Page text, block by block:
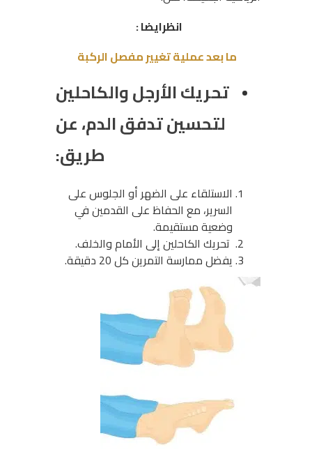
انظرايضا :
ما بعد عملية تغيير مفصل الركبة
تحريك الأرجل والكاحلين
لتحسين تدفق الدم، عن
طريق:
الاستلقاء على الضهر أو الجلوس على
السرير، مع الحفاظ على القدمين في
وضعية مستقيمة.
تحريك الكاحلين إلى الأمام والخلف.
يفضل ممارسة التمرين كل 20 دقيقة.